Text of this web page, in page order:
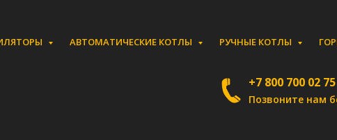
АВТОМАТИЧЕСКИЕ КОТЛЫ РУЧНЫЕ КОТЛЫ
+7 800 700 02 75
Позвоните нам